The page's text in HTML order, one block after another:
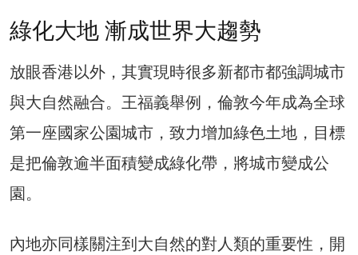
綠化大地 漸成世界大趨勢
放眼香港以外，其實現時很多新都市都強調城市
與大自然融合。王福義舉例，倫敦今年成為全球
第一座國家公園城市，致力增加綠色土地，目標
是把倫敦逾半面積變成綠化帶，將城市變成公
園。
內地亦同樣關注到大自然的對人類的重要性，開